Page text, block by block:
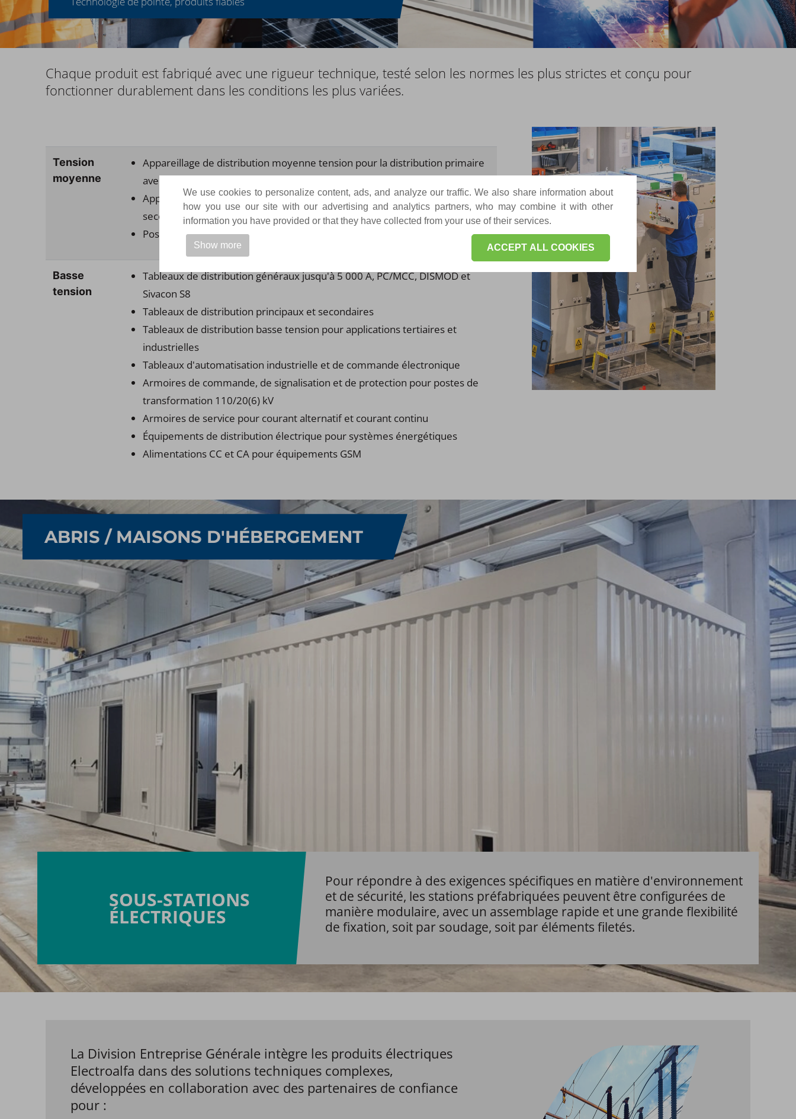
We use cookies to personalize content, ads, and analyze our traffic. We also share information about
how you use our site with our advertising and analytics partners, who may combine it with other
information you have provided or that they have collected from your use of their services.
ACCEPT ALL COOKIES
Show more
Chaque produit est fabriqué avec une rigueur technique, testé selon les normes les plus strictes et conçu pour
fonctionner durablement dans les conditions les plus variées.
Tension
moyenne
Appareillage de distribution moyenne tension pour la distribution primaire
avec système à barres omnibus simples et doubles
Appareillage de distribution moyenne tension pour la distribution
secondaire
Postes de transformation compacts et points de raccordement
Basse
tension
Tableaux de distribution généraux jusqu'à 5 000 A, PC/MCC, DISMOD et
Sivacon S8
Tableaux de distribution principaux et secondaires
Tableaux de distribution basse tension pour applications tertiaires et
industrielles
Tableaux d'automatisation industrielle et de commande électronique
Armoires de commande, de signalisation et de protection pour postes de
transformation 110/20(6) kV
Armoires de service pour courant alternatif et courant continu
Équipements de distribution électrique pour systèmes énergétiques
Alimentations CC et CA pour équipements GSM
ABRIS / MAISONS D'HÉBERGEMENT​
SOUS-STATIONS
ÉLECTRIQUES
Pour répondre à des exigences spécifiques en matière d'environnement
et de sécurité, les stations préfabriquées peuvent être configurées de
manière modulaire, avec un assemblage rapide et une grande flexibilité
de fixation, soit par soudage, soit par éléments filetés.
La Division Entreprise Générale intègre les produits électriques
Electroalfa dans des solutions techniques complexes,
développées en collaboration avec des partenaires de confiance
pour :